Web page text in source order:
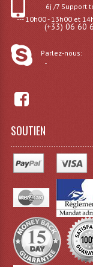
6j /7 Support
--- 10h00 - 13h00 et
(+33) 06 60
Parlez-nous:
-
SOUTIEN